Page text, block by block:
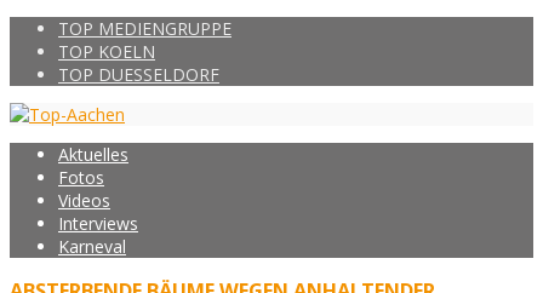
TOP MEDIENGRUPPE
TOP KOELN
TOP DUESSELDORF
Aktuelles
Fotos
Videos
Interviews
Karneval